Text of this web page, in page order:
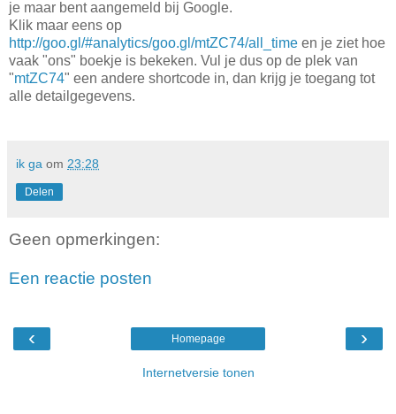
je maar bent aangemeld bij Google.
Klik maar eens op
http://goo.gl/#analytics/goo.gl/mtZC74/all_time en je ziet hoe
vaak "ons" boekje is bekeken. Vul je dus op de plek van
"mtZC74" een andere shortcode in, dan krijg je toegang tot
alle detailgegevens.
ik ga om 23:28
Delen
Geen opmerkingen:
Een reactie posten
‹ ›
Homepage
Internetversie tonen